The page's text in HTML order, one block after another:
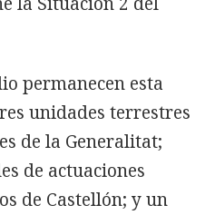
permanecen esta
unidades terrestres
de la Generalitat;
de actuaciones
de Castellón; y un